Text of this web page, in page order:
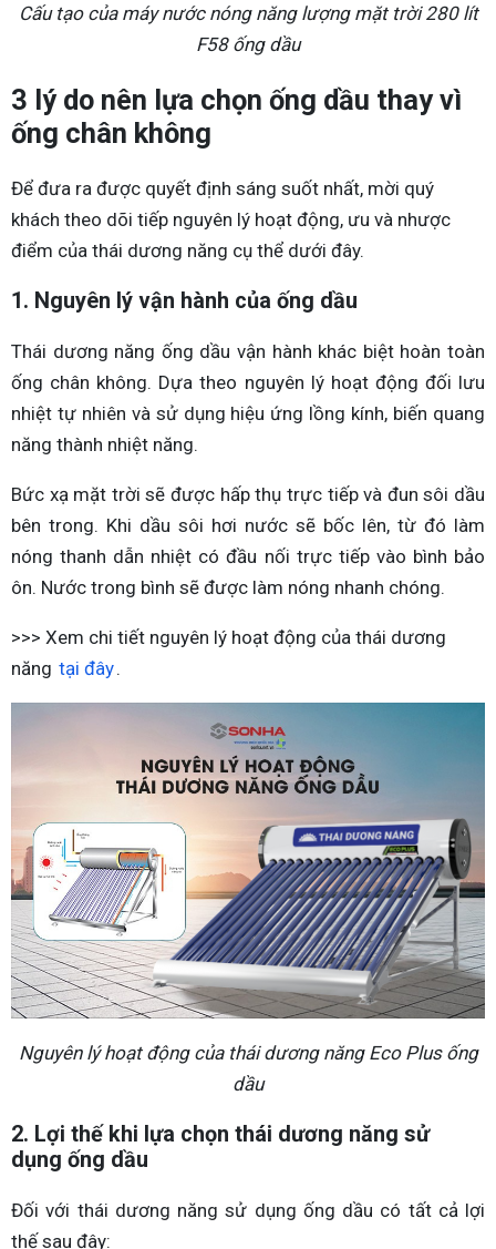
Cấu tạo của máy nước nóng năng lượng mặt trời 280 lít
F58 ống dầu
3 lý do nên lựa chọn ống dầu thay vì
ống chân không
Để đưa ra được quyết định sáng suốt nhất, mời quý
khách theo dõi tiếp nguyên lý hoạt động, ưu và nhược
điểm của thái dương năng cụ thể dưới đây.
1. Nguyên lý vận hành của ống dầu
Thái dương năng ống dầu vận hành khác biệt hoàn toàn
ống chân không. Dựa theo nguyên lý hoạt động đối lưu
nhiệt tự nhiên và sử dụng hiệu ứng lồng kính, biến quang
năng thành nhiệt năng.
Bức xạ mặt trời sẽ được hấp thụ trực tiếp và đun sôi dầu
bên trong. Khi dầu sôi hơi nước sẽ bốc lên, từ đó làm
nóng thanh dẫn nhiệt có đầu nối trực tiếp vào bình bảo
ôn. Nước trong bình sẽ được làm nóng nhanh chóng.
>>> Xem chi tiết nguyên lý hoạt động của thái dương
năng tại đây.
Nguyên lý hoạt động của thái dương năng Eco Plus ống
dầu
2. Lợi thế khi lựa chọn thái dương năng sử
dụng ống dầu
Đối với thái dương năng sử dụng ống dầu có tất cả lợi
thế sau đây: